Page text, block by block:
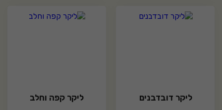
ליקר דובדבנים ליקר קפה וחלב